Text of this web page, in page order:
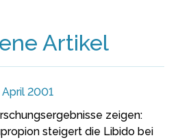
Artikel
April 2001
zeigen:
steigert die Libido bei